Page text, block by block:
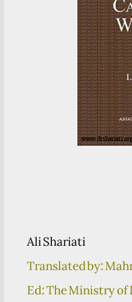
Ali Shariati
Translated by:
Ed: The Ministry